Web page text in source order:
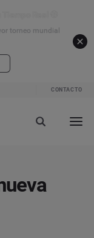
torneo mundial
CONTACTO